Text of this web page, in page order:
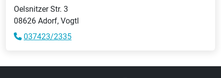
Oelsnitzer Str. 3
08626 Adorf, Vogtl
037423/2335